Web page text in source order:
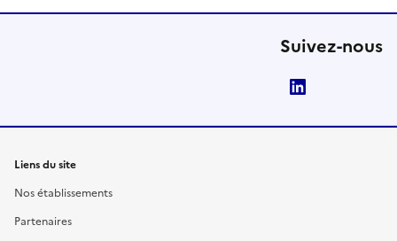
Suivez-nous
Liens du site
Nos établissements
Partenaires